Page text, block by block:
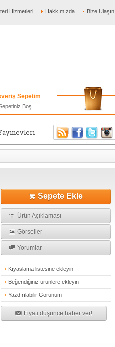
Bize Ulaşın
Hakkımızda
Hizmetleri
Sepetim
Boş
Sepete Ekle
Ürün Açıklaması
Görseller
Yorumlar
Kıyaslama listesine ekleyin
Beğendiğiniz ürünlere ekleyin
Yazdırılabilir Görünüm
Fiyatı düşünce haber ver!